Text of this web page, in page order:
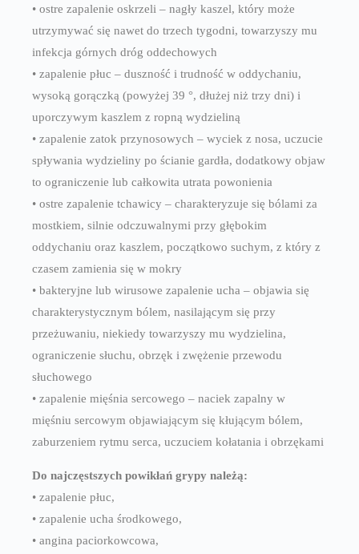
• ostre zapalenie oskrzeli – nagły kaszel, który może
utrzymywać się nawet do trzech tygodni, towarzyszy mu
infekcja górnych dróg oddechowych
• zapalenie płuc – duszność i trudność w oddychaniu,
wysoką gorączką (powyżej 39 °, dłużej niż trzy dni) i
uporczywym kaszlem z ropną wydzieliną
• zapalenie zatok przynosowych – wyciek z nosa, uczucie
spływania wydzieliny po ścianie gardła, dodatkowy objaw
to ograniczenie lub całkowita utrata powonienia
• ostre zapalenie tchawicy – charakteryzuje się bólami za
mostkiem, silnie odczuwalnymi przy głębokim
oddychaniu oraz kaszlem, początkowo suchym, z który z
czasem zamienia się w mokry
• bakteryjne lub wirusowe zapalenie ucha – objawia się
charakterystycznym bólem, nasilającym się przy
przeżuwaniu, niekiedy towarzyszy mu wydzielina,
ograniczenie słuchu, obrzęk i zwężenie przewodu
słuchowego
• zapalenie mięśnia sercowego – naciek zapalny w
mięśniu sercowym objawiającym się kłującym bólem,
zaburzeniem rytmu serca, uczuciem kołatania i obrzękami
Do najczęstszych powikłań grypy należą:
• zapalenie płuc,
• zapalenie ucha środkowego,
• angina paciorkowcowa,